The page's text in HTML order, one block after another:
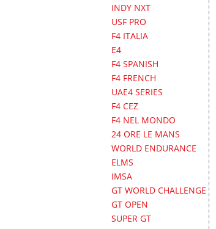
INDY NXT
USF PRO
F4 ITALIA
E4
F4 SPANISH
F4 FRENCH
UAE4 SERIES
F4 CEZ
F4 NEL MONDO
24 ORE LE MANS
WORLD ENDURANCE
ELMS
IMSA
GT WORLD CHALLENGE
GT OPEN
SUPER GT